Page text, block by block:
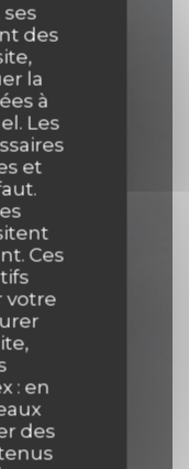
des
la
à
Les
et
Ces
votre
: en
des